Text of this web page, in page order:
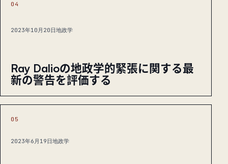
04
2023年10月20日地政学
Ray Dalioの地政学的緊張に関する最
新の警告を評価する
05
2023年6月19日地政学